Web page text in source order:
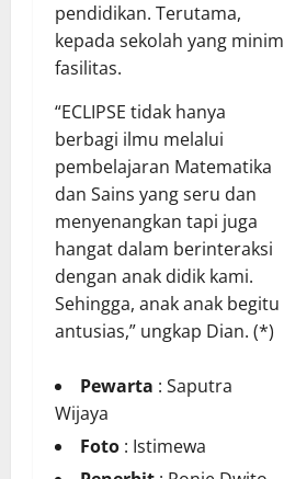
pendidikan. Terutama,
kepada sekolah yang minim
fasilitas.
“ECLIPSE tidak hanya
berbagi ilmu melalui
pembelajaran Matematika
dan Sains yang seru dan
menyenangkan tapi juga
hangat dalam berinteraksi
dengan anak didik kami.
Sehingga, anak anak begitu
antusias,” ungkap Dian. (*)
Pewarta : Saputra
Wijaya
Foto : Istimewa